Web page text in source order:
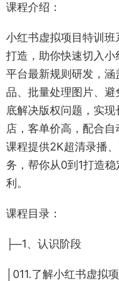
课程介绍：
小红书虚拟项目特训
打造，助你快速切入
平台最新规则研发，
品、批量处理图片、
底解决版权问题，实
店，客单价高，配合自
课程提供2K超清录播
务，帮你从0到1打造
利。
课程目录：
├─1、认识阶段
│011.了解小红书虚拟